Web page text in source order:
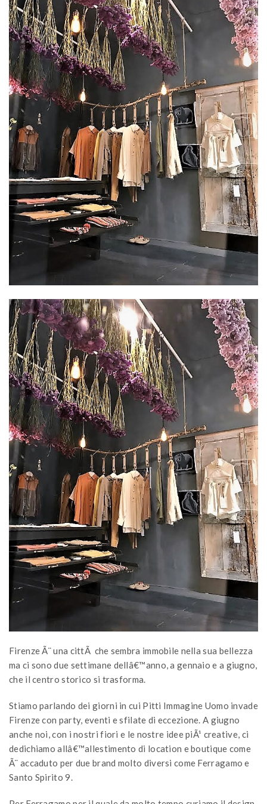
Firenze Ã¨ una cittÃ che sembra immobile nella sua bellezza
ma ci sono due settimane dellâ€™anno, a gennaio e a giugno,
che il centro storico si trasforma.
Stiamo parlando dei giorni in cui Pitti Immagine Uomo invade
Firenze con party, eventi e sfilate di eccezione. A giugno
anche noi, con i nostri fiori e le nostre idee piÃ¹ creative, ci
dedichiamo allâ€™allestimento di location e boutique come
Ã¨ accaduto per due brand molto diversi come Ferragamo e
Santo Spirito 9.